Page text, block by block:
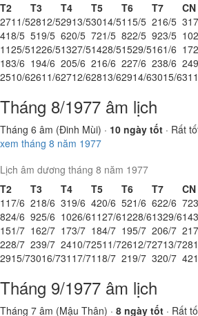
T2
T3 T4 T5 T6 T7
CN
2711/52812/52913/53014/51 15/5 216/5 3
418/5 519/5 620/5 721/5 822/5 923/5 10
1125/51226/51327/51428/51529/5161/6 17
183/6 194/6 205/6 216/6 227/6 238/6 24
2510/62611/62712/62813/62914/63015/631
Tháng 8/1977 âm lịch
Tháng 6 âm (Đinh Mùi) · 10 ngày tốt · Rất
xem tháng 8 năm 1977
Lịch âm dương tháng 8 năm 1977
T2
T3 T4 T5 T6 T7
CN
1 17/6 218/6 319/6 420/6 521/6 622/6 7
824/6 925/6 1026/61127/61228/61329/614
151/7 162/7 173/7 184/7 195/7 206/7 21
228/7 239/7 2410/72511/72612/72713/728
2915/73016/731 17/71 18/7 219/7 320/7 4
Tháng 9/1977 âm lịch
Tháng 7 âm (Mậu Thân) · 8 ngày tốt · Rất